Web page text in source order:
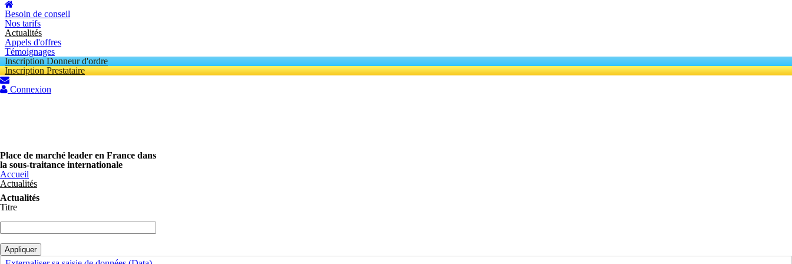
Aller au contenu principal
Besoin de conseil
Nos tarifs
Actualités
Appels d'offres
Témoignages
Inscription Donneur d'ordre
Inscription Prestataire
Connexion
Place de marché leader en France dans
la sous-traitance internationale
Accueil
Actualités
Actualités
Titre